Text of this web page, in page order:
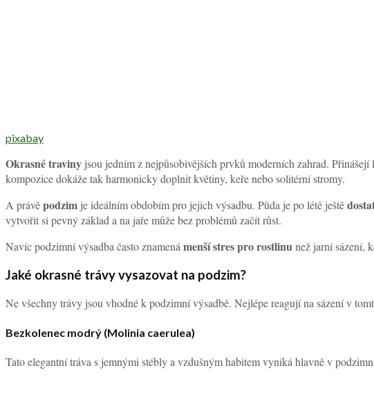
pixabay
Okrasné traviny jsou jedním z nejpůsobivějších prvků moderních zahrad.
kompozice dokáže tak harmonicky doplnit květiny, keře nebo solitérní stromy.
A právěpodzim je ideálním obdobím pro jejich výsadbu. Půda je po létě ještě
vytvořit si pevný základ a na jaře může bez problémů začít růst.
Navíc podzimní výsadba často znamená menší stres pro rostlinunež jarní sázení,
Jaké okrasné trávy vysazovat na podzim?
Ne všechny trávy jsou vhodné k podzimní výsadbě. Nejlépe reagují na sázení v
Bezkolenec modrý (Molinia caerulea)
Tato elegantní tráva s jemnými stébly a vzdušným habitem vyniká hlavně v